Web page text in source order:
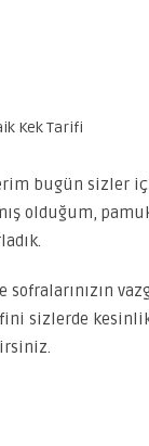
bugün sizler
olduğum,
sofralarınızın
sizlerde